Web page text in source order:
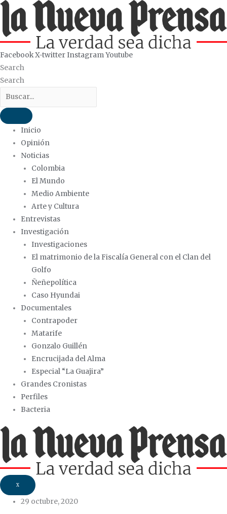
Ir
contenido
FacebookX-twitterInstagramYoutube
Search
Search
Inicio
Opinión
Noticias
Colombia
El Mundo
Medio Ambiente
Arte y Cultura
Entrevistas
Investigación
Investigaciones
El matrimonio de la Fiscalía General con el Clan del
Golfo
Ñeñepolítica
Caso Hyundai
Documentales
Contrapoder
Matarife
Gonzalo Guillén
Encrucijada del Alma
Especial “La Guajira”
Grandes Cronistas
Perfiles
Bacteria
X
29 octubre, 2020